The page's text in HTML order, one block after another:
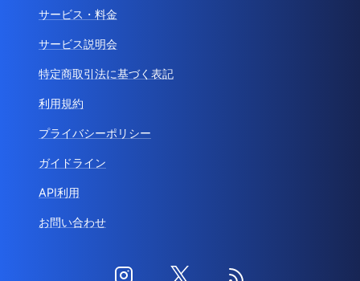
サービス・料金
サービス説明会
特定商取引法に基づく表記
利用規約
プライバシーポリシー
ガイドライン
API利用
お問い合わせ